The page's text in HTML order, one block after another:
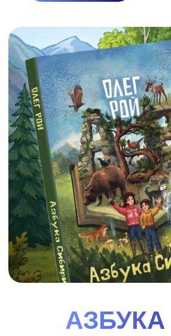
купить
Главные герои - Варя, Ваня и собака Лайка - вместе
с оленёнком Лёней проведут читателей по всем
уголкам Арктики и Дальнего Востока. В конце
каждой главы - задание, которое поможет
закрепить знания. Красочные иллюстрации Ольги
Графовой как нельзя лучше передают красоту
севера.
ГДЕ
КУПИТЬ
НАШИ
АЗБУКИ?